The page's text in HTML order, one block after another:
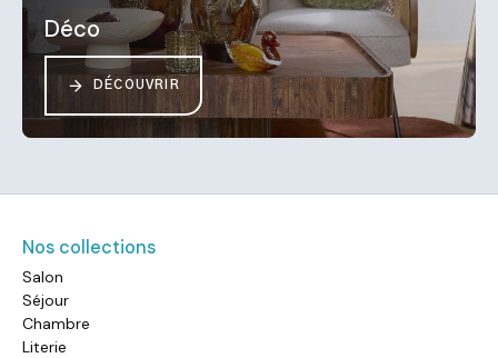
Déco
DÉCOUVRIR
Nos collections
Salon
Séjour
Chambre
Literie